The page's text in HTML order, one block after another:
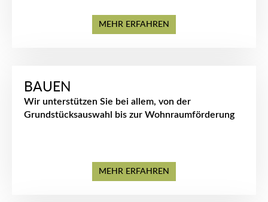
MEHR ERFAHREN
BAUEN
Wir unterstützen Sie bei allem, von der
Grundstücksauswahl bis zur Wohnraumförderung
MEHR ERFAHREN